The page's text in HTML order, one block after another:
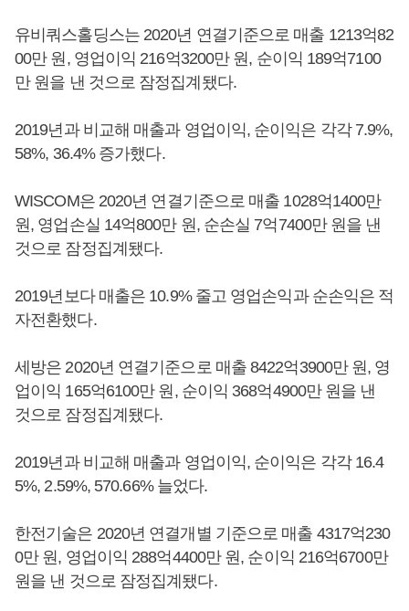
유비쿼스홀딩스는 2020년 연결기준으로 매출 1213억82
00만 원, 영업이익 216억3200만 원, 순이익 189억7100
만 원을 낸 것으로 잠정집계됐다.
2019년과 비교해 매출과 영업이익, 순이익은 각각 7.9%,
58%, 36.4% 증가했다.
WISCOM은 2020년 연결기준으로 매출 1028억1400만
원, 영업손실 14억800만 원, 순손실 7억7400만 원을 낸
것으로 잠정집계됐다.
2019년보다 매출은 10.9% 줄고 영업손익과 순손익은 적
자전환했다.
세방은 2020년 연결기준으로 매출 8422억3900만 원, 영
업이익 165억6100만 원, 순이익 368억4900만 원을 낸
것으로 잠정집계됐다.
2019년과 비교해 매출과 영업이익, 순이익은 각각 16.4
5%, 2.59%, 570.66% 늘었다.
한전기술은 2020년 연결개별 기준으로 매출 4317억230
0만 원, 영업이익 288억4400만 원, 순이익 216억6700만
원을 낸 것으로 잠정집계됐다.